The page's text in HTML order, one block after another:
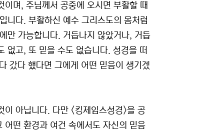
며, 주님께서 공중에 오시면 부활할 때
니다. 부활하신 예수 그리스도의 몸처럼
만 가능합니다. 거듭나지 않았거나, 거듭
없고, 또 믿을 수도 없습니다. 성경을 떠
갔다 했다면 그에게 어떤 믿음이 생기겠
아닙니다. 다만 <킹제임스성경>을 공
떤 환경과 여건 속에서도 자신의 믿음